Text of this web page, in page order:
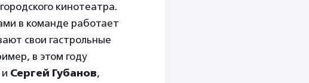
кинотеатра.
в команде работает
свои гастрольные
в этом году
и Сергей Губанов,